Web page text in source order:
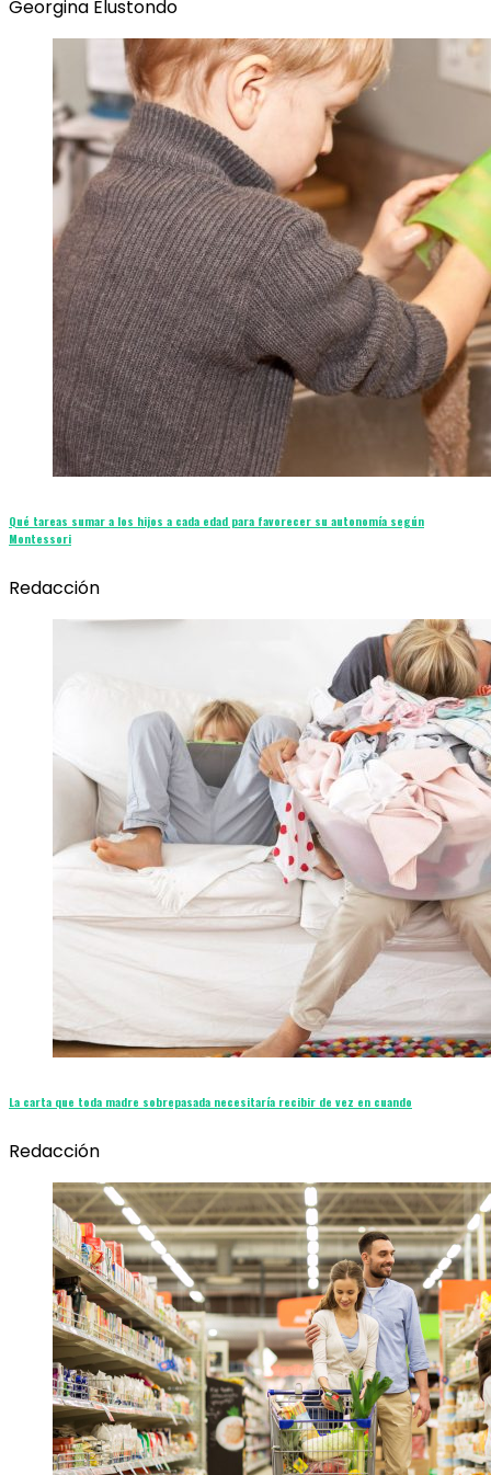
Georgina Elustondo
Qué tareas sumar a los hijos a cada edad para favorecer su autonomía según
Montessori
Redacción
La carta que toda madre sobrepasada necesitaría recibir de vez en cuando
Redacción